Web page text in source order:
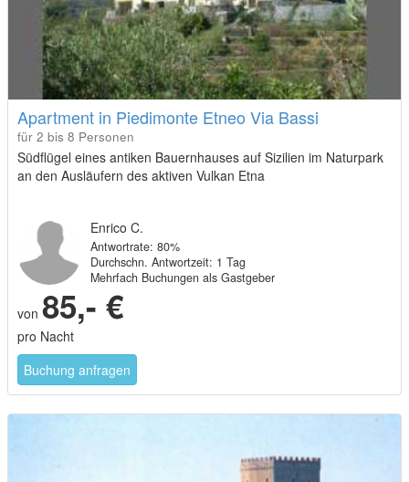
Apartment in Piedimonte Etneo Via Bassi
für 2 bis 8 Personen
Südflügel eines antiken Bauernhauses auf Sizilien im Naturpark
an den Ausläufern des aktiven Vulkan Etna
Enrico C.
Antwortrate: 80%
Durchschn. Antwortzeit: 1 Tag
Mehrfach Buchungen als Gastgeber
von 85,- €
pro Nacht
Buchung anfragen